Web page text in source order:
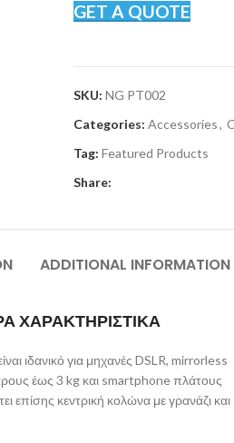
GET A QUOTE
SKU: NG PT002
Categories: Accessories,
Tag: Featured Products
Share:
ADDITIONAL INFORMATION
ΧΑΡΑΚΤΗΡΙΣΤΙΚΑ
ιδανικό για μηχανές DSLR, mirrorless
έως 3 kg και smartphone πλάτους
επίσης κεντρική κολώνα με γρανάζι και